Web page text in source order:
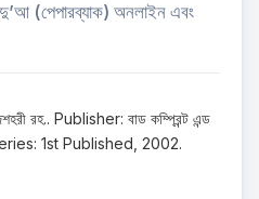
দু’আ (পেপারব্যাক) অনলাইন এবং
রহ.. Publisher: বাড কম্প্রিন্ট এন্ড
Series: 1st Published, 2002.